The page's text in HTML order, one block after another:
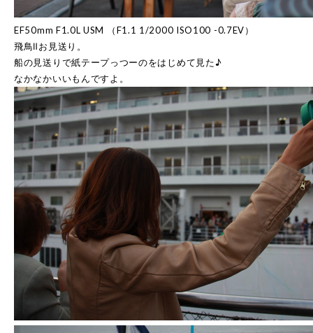
EF50mm F1.0L USM （F1.1 1/2000 ISO100 -0.7EV）
飛鳥Ⅱお見送り。
船の見送りで紙テープっつーのをはじめて見た♪
なかなかいいもんですよ。